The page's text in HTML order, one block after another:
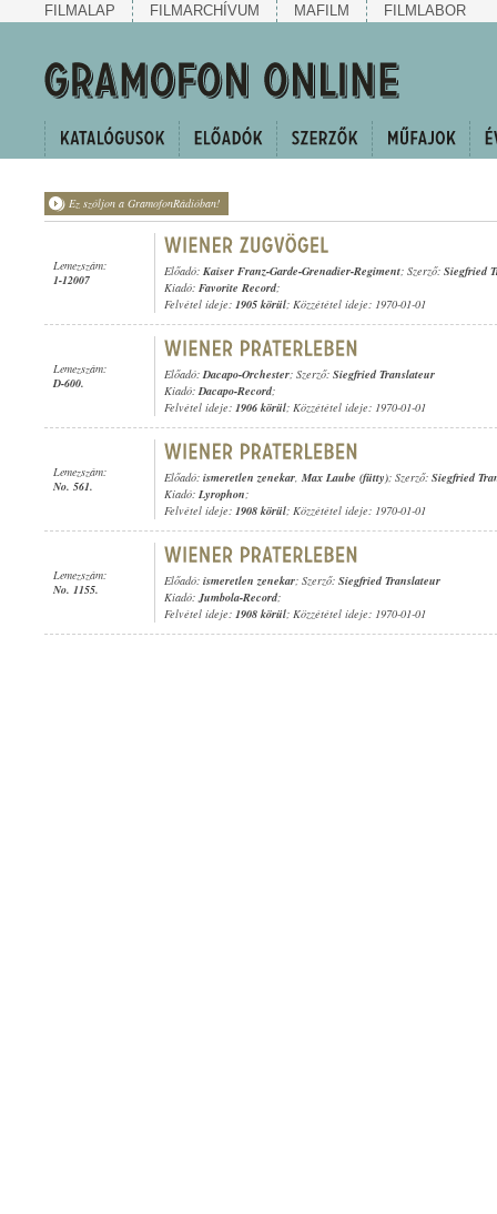
FILMALAP FILMARCHÍVUM MAFILM FILMLABOR
Ez szóljon a GramofonRádióban!
Lemezszám:
1-12007
Előadó: Kaiser Franz-Garde-Grenadier-Regiment; Szerző: Siegfried
Kiadó: Favorite Record;
Felvétel ideje: 1905 körül; Közzététel ideje: 1970-01-01
Lemezszám:
D-600.
Előadó:Dacapo-Orchester; Szerző: Siegfried Translateur
Kiadó:Dacapo-Record;
Felvétel ideje: 1906 körül; Közzététel ideje: 1970-01-01
Lemezszám:
No. 561.
Előadó: ismeretlen zenekar, Max Laube (fütty); Szerző: Siegfried
Kiadó: Lyrophon;
Felvétel ideje: 1908 körül; Közzététel ideje: 1970-01-01
Lemezszám:
No. 1155.
Előadó: ismeretlen zenekar; Szerző: Siegfried Translateur
Kiadó:Jumbola-Record;
Felvétel ideje: 1908 körül; Közzététel ideje: 1970-01-01